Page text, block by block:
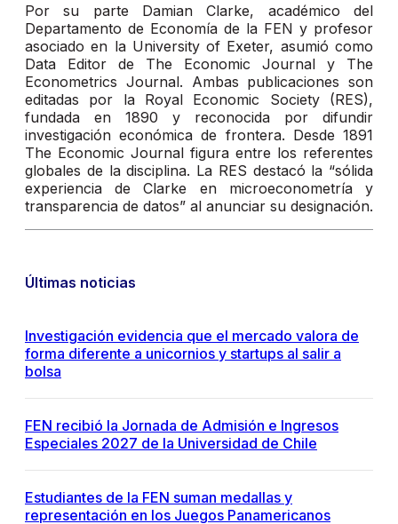
Por su parte Damian Clarke, académico del
Departamento de Economía de la FEN y profesor
asociado en la University of Exeter, asumió como
Data Editor de The Economic Journal y The
Econometrics Journal. Ambas publicaciones son
editadas por la Royal Economic Society (RES),
fundada en 1890 y reconocida por difundir
investigación económica de frontera. Desde 1891
The Economic Journal figura entre los referentes
globales de la disciplina. La RES destacó la “sólida
experiencia de Clarke en microeconometría y
transparencia de datos” al anunciar su designación.
Últimas noticias
Investigación evidencia que el mercado valora de
forma diferente a unicornios y startups al salir a
bolsa
FEN recibió la Jornada de Admisión e Ingresos
Especiales 2027 de la Universidad de Chile
Estudiantes de la FEN suman medallas y
representación en los Juegos Panamericanos